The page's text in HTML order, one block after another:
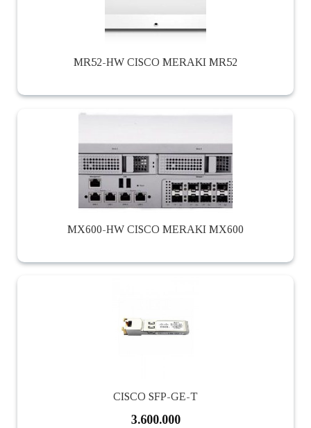
MR52-HW CISCO MERAKI MR52
MX600-HW CISCO MERAKI MX600
CISCO SFP-GE-T
3.600.000